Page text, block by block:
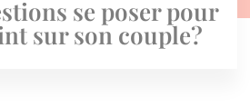
se poser pour
sur son couple?